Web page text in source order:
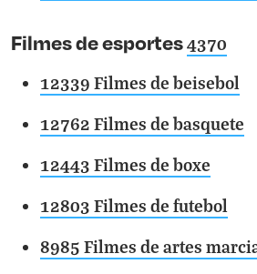
Filmes de esportes4370
12339 Filmes de beisebol
12762 Filmes de basquete
12443 Filmes de boxe
12803 Filmes de futebol
8985 Filmes de artes